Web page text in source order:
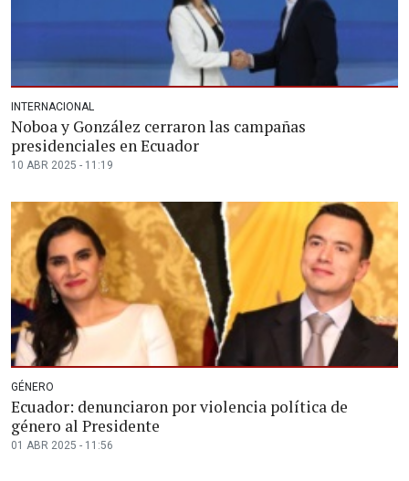
INTERNACIONAL
Noboa y González cerraron las campañas
presidenciales en Ecuador
10 ABR 2025 - 11:19
GÉNERO
Ecuador: denunciaron por violencia política de
género al Presidente
01 ABR 2025 - 11:56